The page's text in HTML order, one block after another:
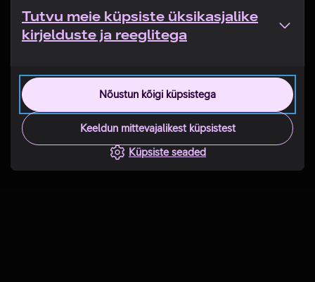
Tutvu meie küpsiste üksikasjalike
kirjelduste ja reeglitega
Nõustun kõigi küpsistega
Keeldun mittevajalikest küpsistest
Küpsiste seaded